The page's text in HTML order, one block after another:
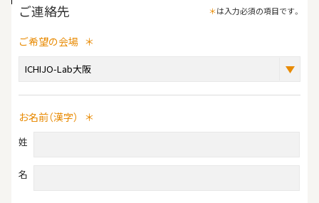
ご連絡先 ＊は入力必須の項目です。
ご希望の会場 ＊
お名前（漢字） ＊
姓
名